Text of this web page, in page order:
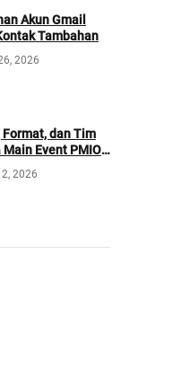
Akun Gmail
Tambahan
2026
dan Tim
Main Event PMIO
2026